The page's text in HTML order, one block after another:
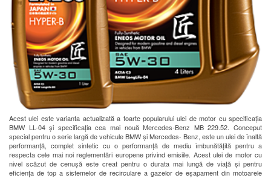
Acest ulei este varianta actualizată a foarte popularului ulei de motor cu specificația
BMW LL-04 și specificația cea mai nouă Mercedes-Benz MB 229.52. Conceput
special pentru o serie largă de vehicule BMW și Mercedes- Benz, este un ulei de înaltă
performanță, complet sintetic cu o performanță de mediu îmbunătățită pentru a
respecta cele mai noi reglementări europene privind emisiile. Acest ulei de motor cu
nivel scăzut de cenușă este creat pentru o durata mai lungă de viață și pentru
eficiența de top a sistemelor de recirculare a gazelor de eșapament din motoarele